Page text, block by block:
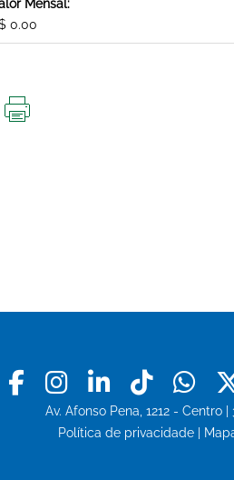
Mensal:
0.00
Facebook
Instagram
LinkedinTiktok
Av. Afonso Pena, 1212 - Centro
Política de privacidade